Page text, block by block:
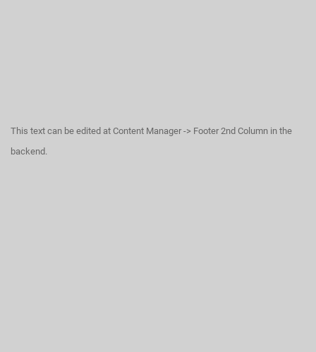
This text can be edited at Content Manager -> Footer 2nd Column in the
backend.